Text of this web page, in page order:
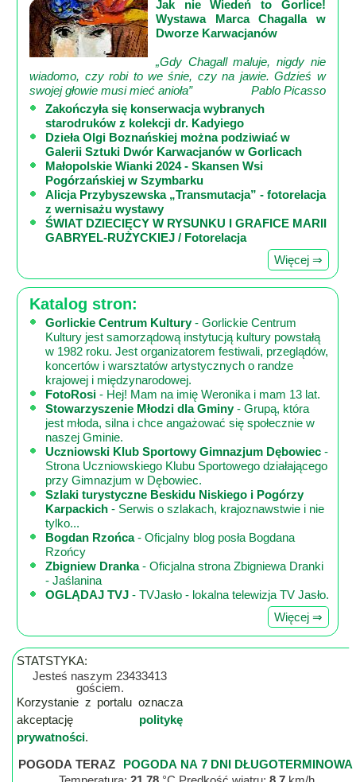
Jak nie Wiedeń to Gorlice!
Wystawa Marca Chagalla w
Dworze Karwacjanów
„Gdy Chagall maluje, nigdy nie
wiadomo, czy robi to we śnie, czy na jawie. Gdzieś w
swojej głowie musi mieć anioła”
Pablo Picasso
Zakończyła się konserwacja wybranych
starodruków z kolekcji dr. Kadyiego
Dzieła Olgi Boznańskiej można podziwiać w
Galerii Sztuki Dwór Karwacjanów w Gorlicach
Małopolskie Wianki 2024 - Skansen Wsi
Pogórzańskiej w Szymbarku
Alicja Przybyszewska „Transmutacja” - fotorelacja
z wernisażu wystawy
ŚWIAT DZIECIĘCY W RYSUNKU I GRAFICE MARII
GABRYEL-RUŻYCKIEJ / Fotorelacja
Więcej ⇒
Katalog stron:
Gorlickie Centrum Kultury- Gorlickie Centrum
Kultury jest samorządową instytucją kultury powstałą
w 1982 roku. Jest organizatorem festiwali, przeglądów,
koncertów i warsztatów artystycznych o randze
krajowej i międzynarodowej.
FotoRosi - Hej! Mam na imię Weronika i mam 13 lat.
Stowarzyszenie Młodzi dla Gminy- Grupą, która
jest młoda, silna i chce angażować się społecznie w
naszej Gminie.
Uczniowski Klub Sportowy Gimnazjum Dębowiec -
Strona Uczniowskiego Klubu Sportowego działającego
przy Gimnazjum w Dębowiec.
Szlaki turystyczne Beskidu Niskiego i Pogórzy
Karpackich - Serwis o szlakach, krajoznawstwie i nie
tylko...
Bogdan Rzońca- Oficjalny blog posła Bogdana
Rzońcy
Zbigniew Dranka- Oficjalna strona Zbigniewa Dranki
- Jaślanina
OGLĄDAJ TVJ - TVJasło - lokalna telewizja TV Jasło.
Więcej ⇒
STATSTYKA:
Jesteś naszym 23433413
gościem.
Korzystanie z portalu oznacza
akceptację politykę
prywatności.
POGODA TERAZ
POGODA NA 7 DNI DŁUGOTERMINOWA